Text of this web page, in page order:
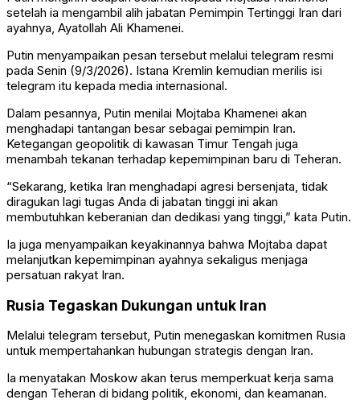
setelah ia mengambil alih jabatan Pemimpin Tertinggi Iran dari
ayahnya, Ayatollah Ali Khamenei.
Putin menyampaikan pesan tersebut melalui telegram resmi
pada Senin (9/3/2026). Istana Kremlin kemudian merilis isi
telegram itu kepada media internasional.
Dalam pesannya, Putin menilai Mojtaba Khamenei akan
menghadapi tantangan besar sebagai pemimpin Iran.
Ketegangan geopolitik di kawasan Timur Tengah juga
menambah tekanan terhadap kepemimpinan baru di Teheran.
“Sekarang, ketika Iran menghadapi agresi bersenjata, tidak
diragukan lagi tugas Anda di jabatan tinggi ini akan
membutuhkan keberanian dan dedikasi yang tinggi,” kata Putin.
Ia juga menyampaikan keyakinannya bahwa Mojtaba dapat
melanjutkan kepemimpinan ayahnya sekaligus menjaga
persatuan rakyat Iran.
Rusia Tegaskan Dukungan untuk Iran
Melalui telegram tersebut, Putin menegaskan komitmen Rusia
untuk mempertahankan hubungan strategis dengan Iran.
Ia menyatakan Moskow akan terus memperkuat kerja sama
dengan Teheran di bidang politik, ekonomi, dan keamanan.